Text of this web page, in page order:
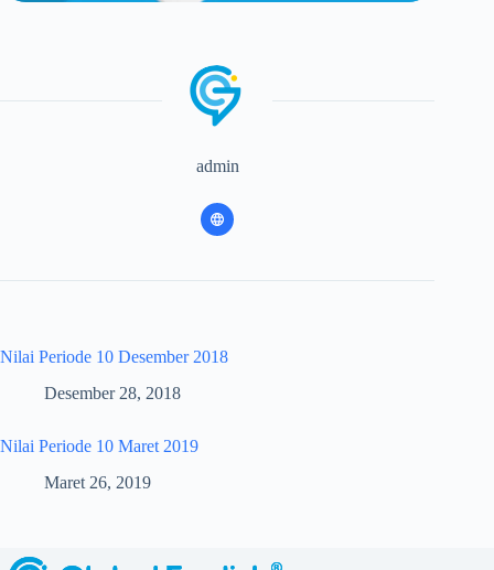
admin
Nilai Periode 10 Desember 2018
Desember 28, 2018
Nilai Periode 10 Maret 2019
Maret 26, 2019